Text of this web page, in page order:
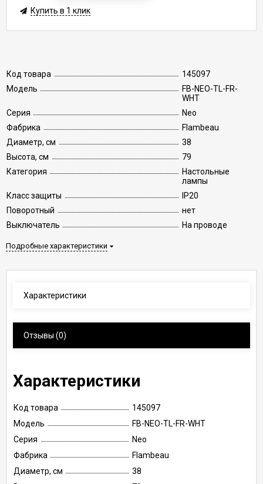
Код товара
145097
Модель
FB-NEO-TL-FR-
WHT
Серия
Neo
Фабрика
Flambeau
Диаметр, см
38
Высота, см
79
Категория
Настольные
лампы
Класс защиты
IP20
Поворотный
нет
Выключатель
На проводе
Подробные характеристики
Купить в 1 клик
Характеристики
Отзывы (0)
Характеристики
Код товара
145097
Модель
FB-NEO-TL-FR-WHT
Серия
Neo
Фабрика
Flambeau
Диаметр, см
38